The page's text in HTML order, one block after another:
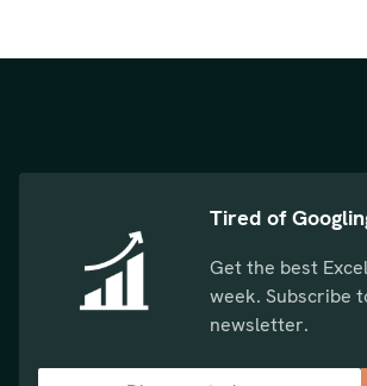
Tired of
Get the best
week. Subscribe
newsletter.